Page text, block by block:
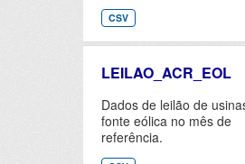
CSV
LEILAO_ACR_EOL
Dados de leilão de
fonte eólica no mês de
referência.